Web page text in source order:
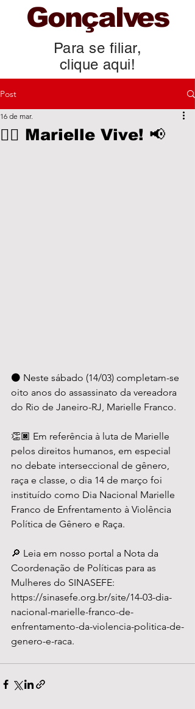
Gonçalves
Para se filiar,
clique aqui!
Post
✊🏿 Marielle Vive! 📢
16 de mar.
⚫ Neste sábado (14/03) completam-se
oito anos do assassinato da vereadora
do Rio de Janeiro-RJ, Marielle Franco.
👏🏿 Em referência à luta de Marielle
pelos direitos humanos, em especial
no debate interseccional de gênero,
raça e classe, o dia 14 de março foi
instituído como Dia Nacional Marielle
Franco de Enfrentamento à Violência
Política de Gênero e Raça.
🔎 Leia em nosso portal a Nota da
Coordenação de Políticas para as
Mulheres do SINASEFE:
https://sinasefe.org.br/site/14-03-dia-
nacional-marielle-franco-de-
enfrentamento-da-violencia-politica-de-
genero-e-raca.